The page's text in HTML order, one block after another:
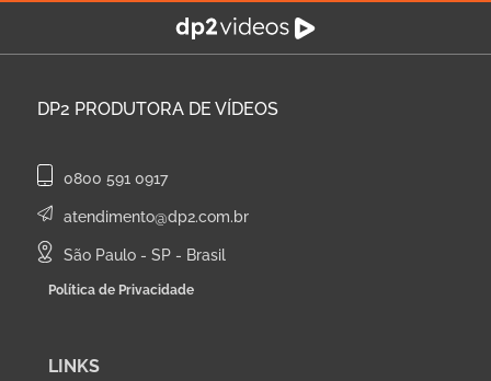
DP2 PRODUTORA DE VÍDEOS
0800 591 0917
atendimento@dp2.com.br
São Paulo - SP - Brasil
Política de Privacidade
LINKS